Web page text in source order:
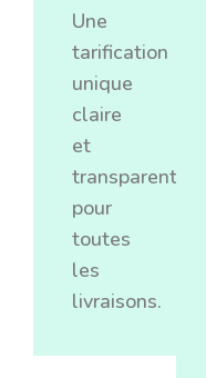
Une
tarification
unique
claire
et
transparente
pour
toutes
les
livraisons.